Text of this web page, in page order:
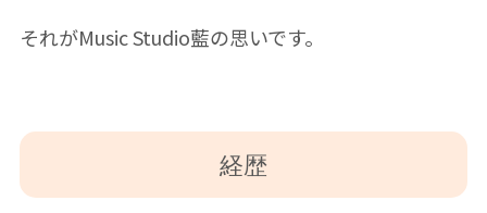
それがMusic Studio藍の思いです。
経歴